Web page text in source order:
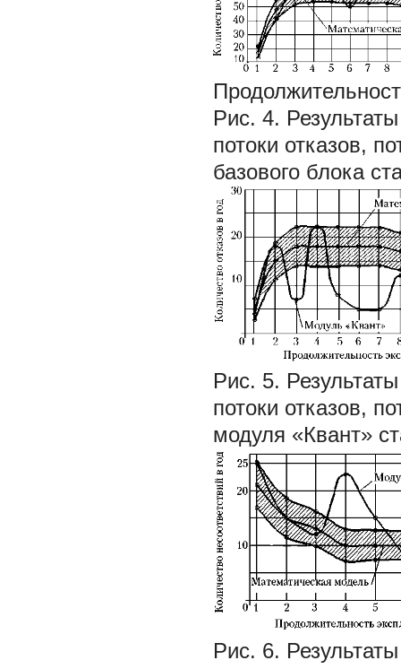
Рис. 4.
потоки отказов,
базового блока
Рис. 5.
потоки отказов,
модуля «Квант»
Рис. 6.